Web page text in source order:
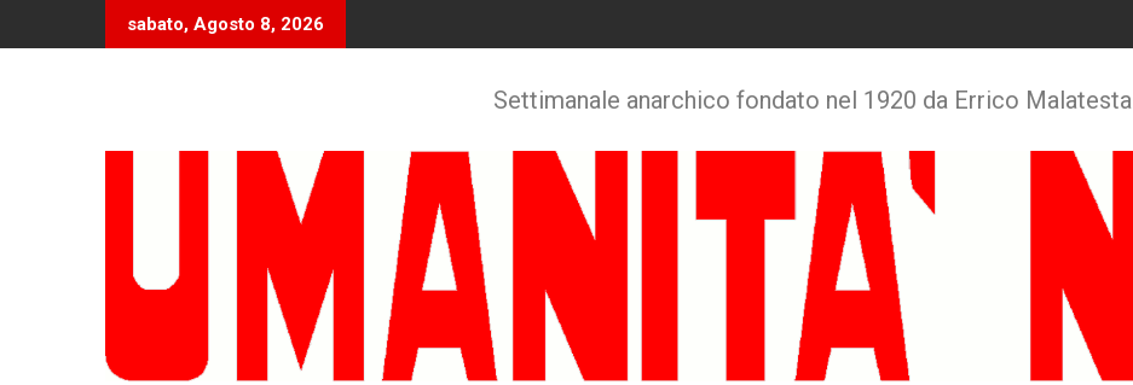
sabato, Agosto 8, 2026
Settimanale anarchico fondato nel 1920 da Errico Malatesta